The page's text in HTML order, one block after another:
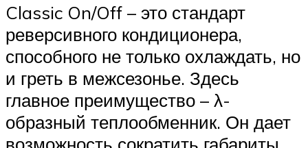
Classic On/Off – это стандарт
реверсивного кондиционера,
способного не только охлаждать, но
и греть в межсезонье. Здесь
главное преимущество – λ-
образный теплообменник. Он дает